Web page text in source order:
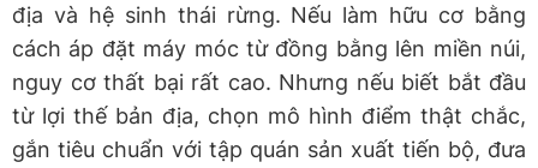
địa và hệ sinh thái rừng. Nếu làm hữu cơ bằng
cách áp đặt máy móc từ đồng bằng lên miền núi,
nguy cơ thất bại rất cao. Nhưng nếu biết bắt đầu
từ lợi thế bản địa, chọn mô hình điểm thật chắc,
gắn tiêu chuẩn với tập quán sản xuất tiến bộ, đưa